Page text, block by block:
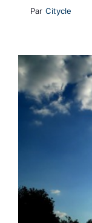
Par Citycle